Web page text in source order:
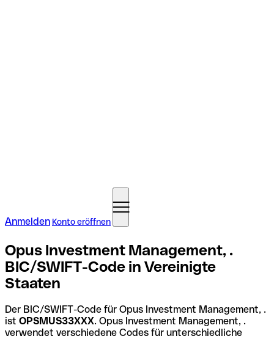
Anmelden Konto eröffnen
Opus Investment Management, .
BIC/SWIFT-Code in Vereinigte
Staaten
Der BIC/SWIFT-Code für Opus Investment Management, .
ist OPSMUS33XXX. Opus Investment Management, .
verwendet verschiedene Codes für unterschiedliche